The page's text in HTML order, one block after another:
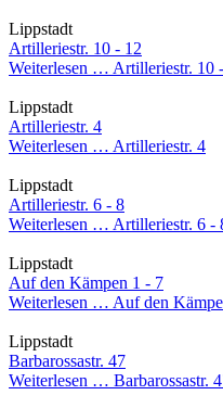
Lippstadt
Artilleriestr. 10 - 12
Weiterlesen … Artilleriestr. 10
Lippstadt
Artilleriestr. 4
Weiterlesen … Artilleriestr. 4
Lippstadt
Artilleriestr. 6 - 8
Weiterlesen … Artilleriestr. 6 -
Lippstadt
Auf den Kämpen 1 - 7
Weiterlesen … Auf den
Lippstadt
Barbarossastr. 47
Weiterlesen … Barbarossastr.